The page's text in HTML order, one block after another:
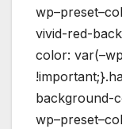
vivid-red-
color:
background-